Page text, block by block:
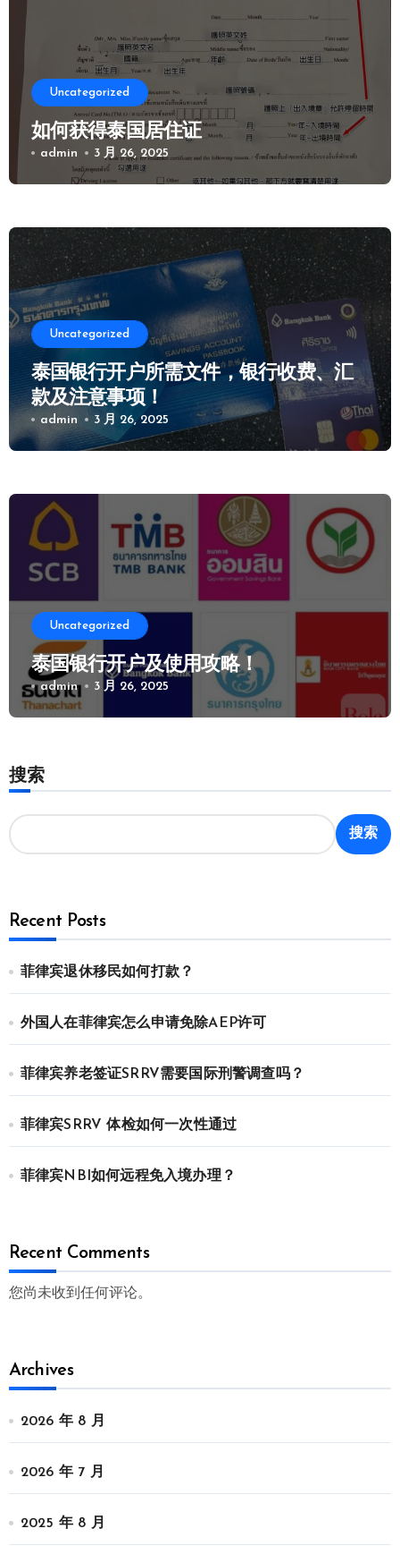
Uncategorized
如何获得泰国居住证
admin 3 月 26, 2025
Uncategorized
泰国银行开户所需文件，银行收费、汇
款及注意事项！
admin 3 月 26, 2025
Uncategorized
泰国银行开户及使用攻略！
admin 3 月 26, 2025
搜索
搜索
Recent Posts
菲律宾退休移民如何打款？
外国人在菲律宾怎么申请免除AEP许可
菲律宾养老签证SRRV需要国际刑警调查吗？
菲律宾SRRV 体检如何一次性通过
菲律宾NBI如何远程免入境办理？
Recent Comments
您尚未收到任何评论。
Archives
2026 年 8 月
2026 年 7 月
2025 年 8 月